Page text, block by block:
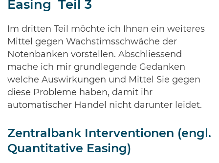
Easing  Teil 3
Im dritten Teil möchte ich Ihnen ein weiteres
Mittel gegen Wachstimsschwäche der
Notenbanken vorstellen. Abschliessend
mache ich mir grundlegende Gedanken
welche Auswirkungen und Mittel Sie gegen
diese Probleme haben, damit ihr
automatischer Handel nicht darunter leidet.
Zentralbank Interventionen (engl.
Quantitative Easing)